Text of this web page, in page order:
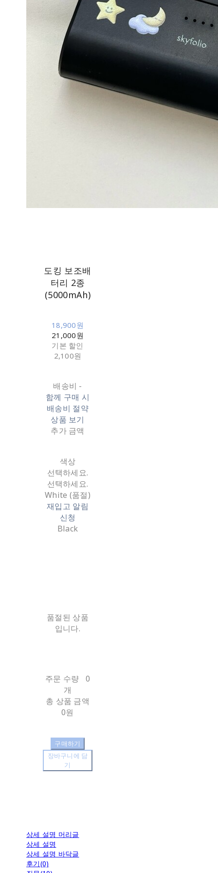
도킹 보조배
터리 2종
(5000mAh)
18,900원
21,000원
기본 할인
2,100원
배송비 -
함께 구매 시
배송비 절약
상품 보기
추가 금액
색상
선택하세요.
선택하세요.
White (품절)
재입고 알림
신청
Black
품절된 상품
입니다.
주문 수량
0
개
총 상품 금액
0원
구매하기
장바구니에 담
기
상세 설명 머리글
상세 설명
상세 설명 바닥글
후기(0)